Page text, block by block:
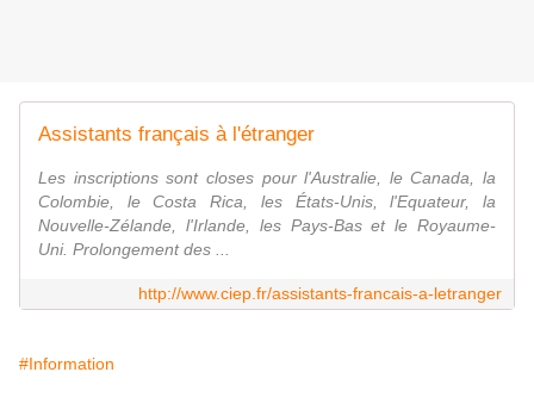
Assistants français à l'étranger
Les inscriptions sont closes pour l'Australie, le Canada, la
Colombie, le Costa Rica, les États-Unis, l'Equateur, la
Nouvelle-Zélande, l'Irlande, les Pays-Bas et le Royaume-
Uni. Prolongement des ...
http://www.ciep.fr/assistants-francais-a-letranger
#Information